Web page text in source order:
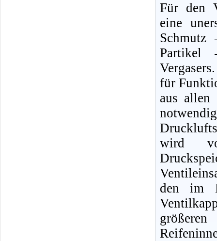
Für den
eine
Partikel
für
aus allen
wird
den im